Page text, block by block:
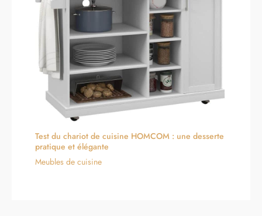
Test du chariot de cuisine HOMCOM : une desserte
pratique et élégante
Meubles de cuisine